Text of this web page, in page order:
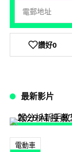
讚好0
最新影片
電動車